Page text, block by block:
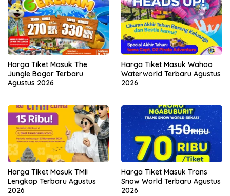
Harga Tiket Masuk The
Jungle Bogor Terbaru
Agustus 2026
Harga Tiket Masuk Wahoo
Waterworld Terbaru Agustus
2026
Harga Tiket Masuk TMII
Lengkap Terbaru Agustus
2026
Harga Tiket Masuk Trans
Snow World Terbaru Agustus
2026